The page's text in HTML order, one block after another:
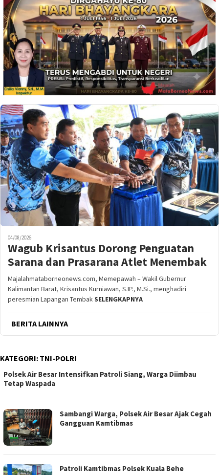
04/08/2026
Wagub Krisantus Dorong Penguatan
Sarana dan Prasarana Atlet Menembak
Majalahmataborneonews.com, Memepawah – Wakil Gubernur
Kalimantan Barat, Krisantus Kurniawan, S.IP., M.Si., menghadiri
peresmian Lapangan TembakSELENGKAPNYA
BERITA LAINNYA
KATEGORI: TNI-POLRI
Polsek Air Besar Intensifkan Patroli Siang, Warga Diimbau
Tetap Waspada
Sambangi Warga, Polsek Air Besar Ajak Cegah
Gangguan Kamtibmas
Patroli Kamtibmas Polsek Kuala Behe